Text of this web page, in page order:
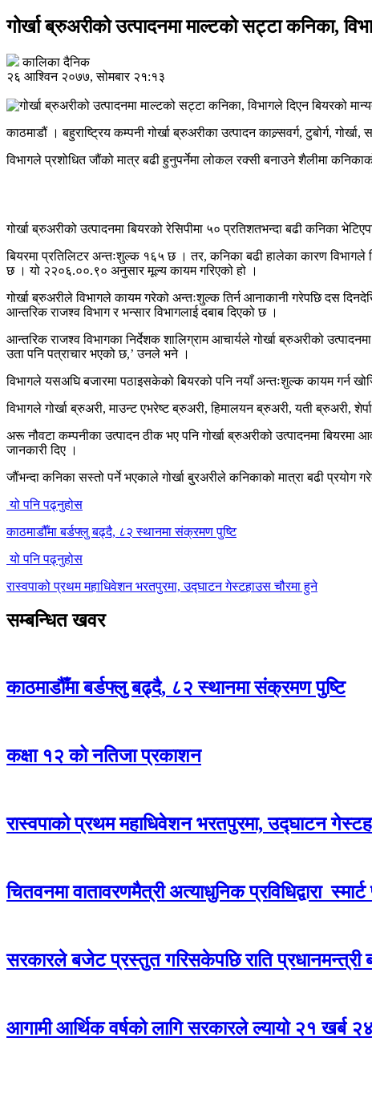
गोर्खा ब्रुअरीको उत्पादनमा माल्टको सट्टा कनिका,
कालिका दैनिक
२६ आश्विन २०७७, सोमबार २१:१३
काठमाडौं । बहुराष्ट्रिय कम्पनी गोर्खा ब्रुअरीका उत्पादन काल्र्सवर्ग, टुबोर्ग,
विभागले प्रशोधित जौंको मात्र बढी हुनुपर्नेमा लोकल रक्सी बनाउने शैलीमा
गोर्खा ब्रुअरीको उत्पादनमा बियरको रेसिपीमा ५० प्रतिशतभन्दा बढी कनिका
बियरमा प्रतिलिटर अन्तःशुल्क १६५ छ । तर, कनिका बढी हालेका कारण विभागले
छ । यो २२०६.००.९० अनुसार मूल्य कायम गरिएको हो ।
गोर्खा ब्रुअरीले विभागले कायम गरेको अन्तःशुल्क तिर्न आनाकानी गरेपछि दस
आन्तरिक राजश्व विभाग र भन्सार विभागलाई दबाब दिएको छ ।
आन्तरिक राजश्व विभागका निर्देशक शालिग्राम आचार्यले गोर्खा ब्रुअरीको
उता पनि पत्राचार भएको छ,’ उनले भने ।
विभागले यसअघि बजारमा पठाइसकेको बियरको पनि नयाँ अन्तःशुल्क कायम गर्न
विभागले गोर्खा ब्रुअरी, माउन्ट एभरेष्ट ब्रुअरी, हिमालयन ब्रुअरी, यती ब्रुअरी,
अरू नौवटा कम्पनीका उत्पादन ठीक भए पनि गोर्खा ब्रुअरीको उत्पादनमा
जानकारी दिए ।
जौंभन्दा कनिका सस्तो पर्ने भएकाले गोर्खा बु्रअरीले कनिकाको मात्रा बढी प्रयोग
यो पनि पढ्नुहोस
काठमाडौँमा बर्डफ्लु बढ्दै, ८२ स्थानमा संक्रमण पुष्टि
यो पनि पढ्नुहोस
रास्वपाको प्रथम महाधिवेशन भरतपुरमा, उद्घाटन गेस्टहाउस चौरमा हुने
सम्बन्धित खवर
काठमाडौँमा बर्डफ्लु बढ्दै, ८२ स्थानमा संक्रमण पुष्टि
कक्षा १२ को नतिजा प्रकाशन
रास्वपाको प्रथम महाधिवेशन भरतपुरमा, उद्घाटन
चितवनमा वातावरणमैत्री अत्याधुनिक प्रविधिद्वारा
सरकारले बजेट प्रस्तुत गरिसकेपछि राति
आगामी आर्थिक वर्षको लागि सरकारले ल्यायो २१ खर्ब